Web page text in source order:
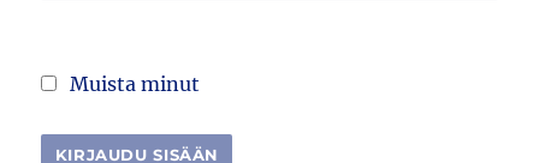
Muista minut